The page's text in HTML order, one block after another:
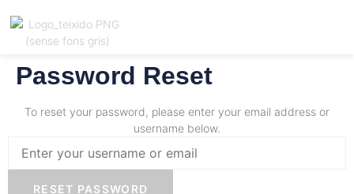
Password Reset
To reset your password, please enter your email address or
username below.